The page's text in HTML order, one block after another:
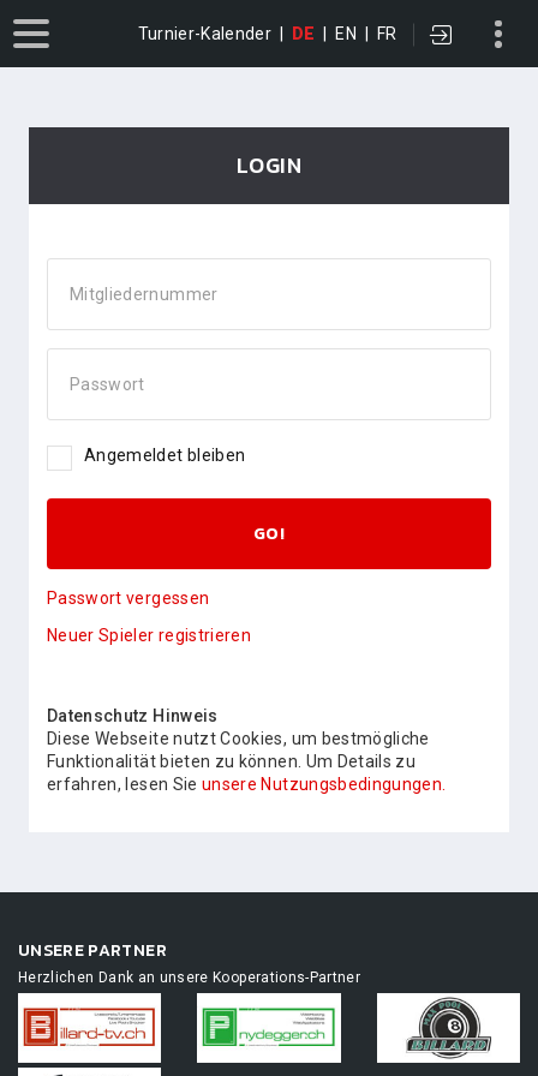
Turnier-Kalender DE EN FR
LOGIN
Mitgliedernummer
Passwort
Angemeldet bleiben
GO!
Passwort vergessen
Neuer Spieler registrieren
Datenschutz Hinweis
Diese Webseite nutzt Cookies, um bestmögliche
Funktionalität bieten zu können. Um Details zu
erfahren, lesen Sie unsere Nutzungsbedingungen.
UNSERE PARTNER
Herzlichen Dank an unsere Kooperations-Partner